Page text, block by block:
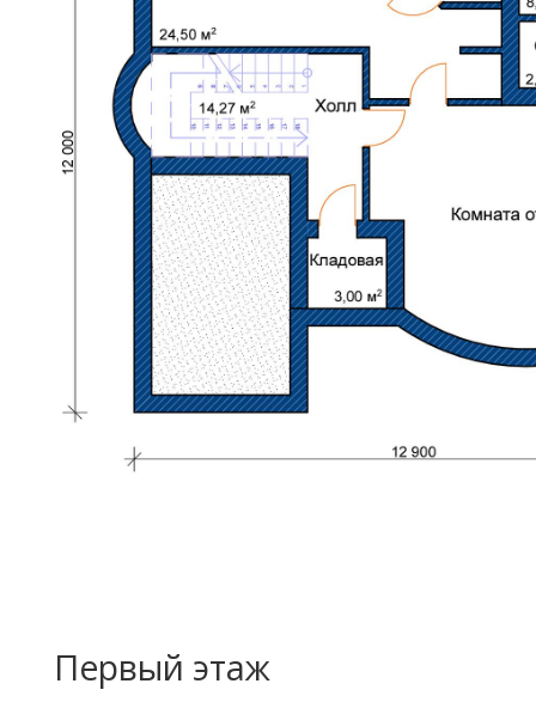
Первый этаж